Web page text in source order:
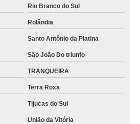
Rio Branco do Sul
Rolândia
Santo Antônio da Platina
São João Do triunfo
TRANQUEIRA
Terra Roxa
Tijucas do Sul
União da Vitória